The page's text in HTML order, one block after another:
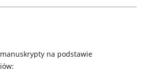
na podstawie